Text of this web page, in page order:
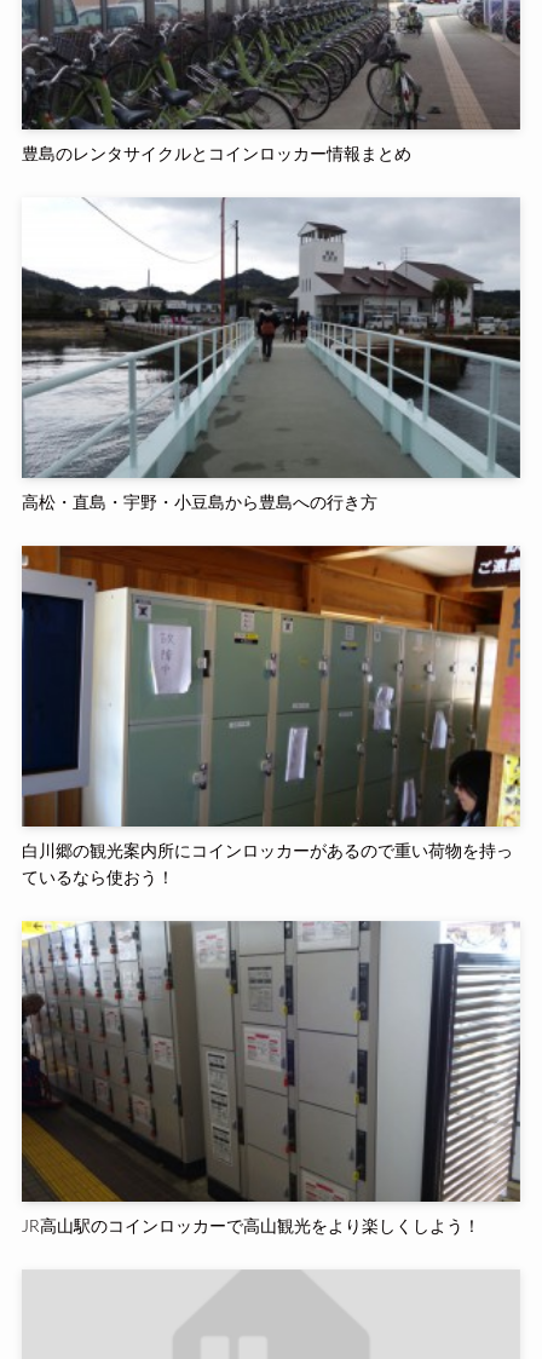
豊島のレンタサイクルとコインロッカー情報まとめ
高松・直島・宇野・小豆島から豊島への行き方
白川郷の観光案内所にコインロッカーがあるので重い荷物を持っ
ているなら使おう！
JR高山駅のコインロッカーで高山観光をより楽しくしよう！